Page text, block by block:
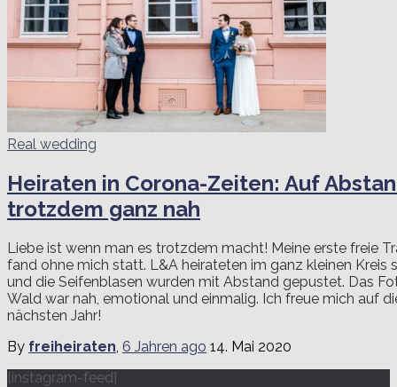
Real wedding
Heiraten in Corona-Zeiten: Auf
trotzdem ganz nah
Liebe ist wenn man es trotzdem macht! Meine erste freie
fand ohne mich statt. L&A heirateten im ganz kleinen Kreis
und die Seifenblasen wurden mit Abstand gepustet. Das
Wald war nah, emotional und einmalig. Ich freue mich auf
nächsten Jahr!
By freiheiraten 6 Jahren ago 14. Mai 2020
[instagram-feed]